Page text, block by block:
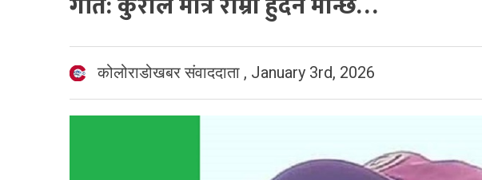
कोलोराडोखबर संवाददाता , January 3rd, 2026